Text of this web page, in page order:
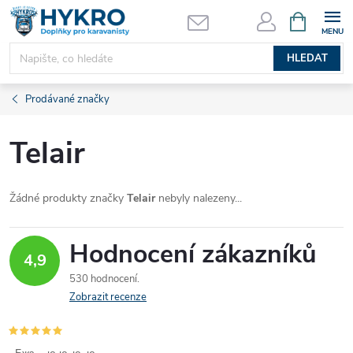
Přejít
obsah
HLEDAT
NÁKUPNÍ
KOŠÍK
Prodávané značky
Telair
Žádné produkty značky Telairnebyly nalezeny...
4,9 Hodnocení zákazníků
530 hodnocení
Zobrazit recenze